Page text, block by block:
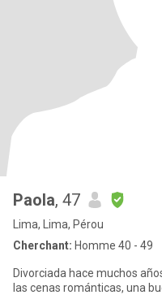
Paola, 47
Lima, Lima, Pérou
Cherchant: Homme 40 - 49
Divorciada hace muchos
las cenas románticas, una